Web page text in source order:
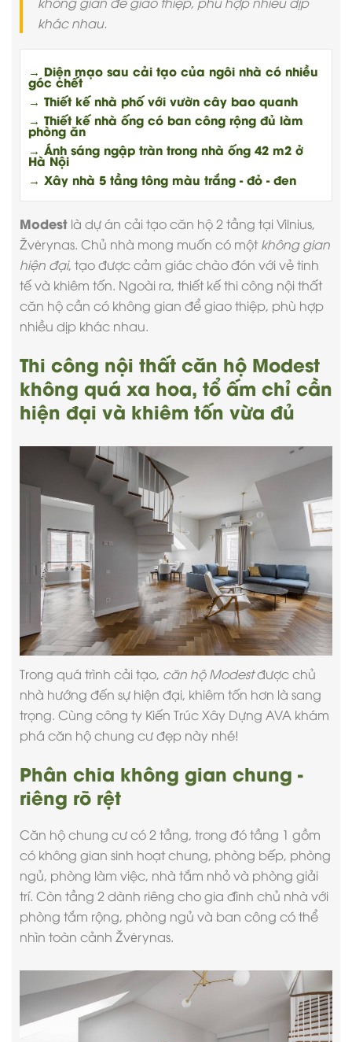
khác nhau.
→ Diện mạo sau cải tạo của ngôi nhà có nhiều
góc chết
→ Thiết kế nhà phố với vườn cây bao quanh
→ Thiết kế nhà ống có ban công rộng đủ làm
phòng ăn
→ Ánh sáng ngập tràn trong nhà ống 42 m2 ở
Hà Nội
→ Xây nhà 5 tầng tông màu trắng - đỏ - đen
Modest là dự án cải tạo căn hộ 2 tầng tại Vilnius,
Žvėrynas. Chủ nhà mong muốn có mộtkhông gian
hiện đại, tạo được cảm giác chào đón với vẻ tinh
tế và khiêm tốn. Ngoài ra, thiết kếthi công nội thất
căn hộ cần có không gian để giao thiệp, phù hợp
nhiều dịp khác nhau.
Thi công nội thất căn hộ Modest
không quá xa hoa, tổ ấm chỉ cần
hiện đại và khiêm tốn vừa đủ
Trong quá trình cải tạo, căn hộ Modestđược chủ
nhà hướng đến sự hiện đại, khiêm tốn hơn là sang
trọng. Cùng công ty Kiến Trúc Xây Dựng AVA khám
phá căn hộ chung cư đẹp này nhé!
Phân chia không gian chung -
riêng rõ rệt
Căn hộ chung cư có 2 tầng, trong đó tầng 1 gồm
có không gian sinh hoạt chung, phòng bếp, phòng
ngủ, phòng làm việc, nhà tắm nhỏ và phòng giải
trí. Còn tầng 2 dành riêng cho gia đình chủ nhà với
phòng tắm rộng, phòng ngủ và ban công có thể
nhìn toàn cảnh Žvėrynas.